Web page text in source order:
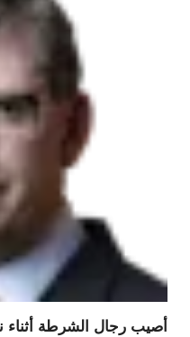
أصيب رجال الشرطة أثناء